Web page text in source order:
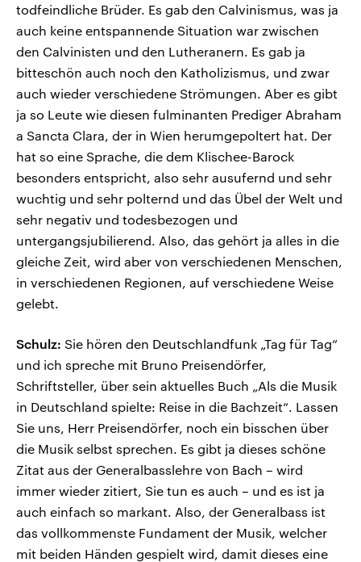
todfeindliche Brüder. Es gab den Calvinismus, was ja
auch keine entspannende Situation war zwischen
den Calvinisten und den Lutheranern. Es gab ja
bitteschön auch noch den Katholizismus, und zwar
auch wieder verschiedene Strömungen. Aber es gibt
ja so Leute wie diesen fulminanten Prediger Abraham
a Sancta Clara, der in Wien herumgepoltert hat. Der
hat so eine Sprache, die dem Klischee-Barock
besonders entspricht, also sehr ausufernd und sehr
wuchtig und sehr polternd und das Übel der Welt und
sehr negativ und todesbezogen und
untergangsjubilierend. Also, das gehört ja alles in die
gleiche Zeit, wird aber von verschiedenen Menschen,
in verschiedenen Regionen, auf verschiedene Weise
gelebt.
Schulz: Sie hören den Deutschlandfunk „Tag für Tag“
und ich spreche mit Bruno Preisendörfer,
Schriftsteller, über sein aktuelles Buch „Als die Musik
in Deutschland spielte: Reise in die Bachzeit“. Lassen
Sie uns, Herr Preisendörfer, noch ein bisschen über
die Musik selbst sprechen. Es gibt ja dieses schöne
Zitat aus der Generalbasslehre von Bach – wird
immer wieder zitiert, Sie tun es auch – und es ist ja
auch einfach so markant. Also, der Generalbass ist
das vollkommenste Fundament der Musik, welcher
mit beiden Händen gespielt wird, damit dieses eine